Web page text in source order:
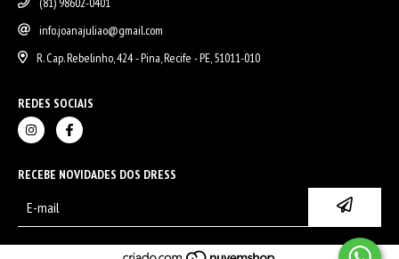
info.joanajuliao@gmail.com
R. Cap. Rebelinho, 424 - Pina, Recife - PE, 51011-010
REDES SOCIAIS
RECEBE NOVIDADES DOS DRESS